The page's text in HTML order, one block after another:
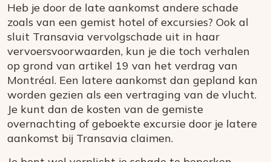
Heb je door de late aankomst andere schade
zoals van een gemist hotel of excursies? Ook al
sluit Transavia vervolgschade uit in haar
vervoersvoorwaarden, kun je die toch verhalen
op grond van artikel 19 van het verdrag van
Montréal. Een latere aankomst dan gepland kan
worden gezien als een vertraging van de vlucht.
Je kunt dan de kosten van de gemiste
overnachting of geboekte excursie door je latere
aankomst bij Transavia claimen.